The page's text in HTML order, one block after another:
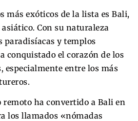
más exóticos de la lista es Bali,
Con su naturaleza
paradisíacas y templos
conquistado el corazón de los
especialmente entre los más
remoto ha convertido a Bali en
los llamados «nómadas